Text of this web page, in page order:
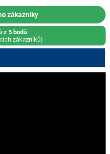
zákazníky
z 5 bodů
zákazníků)